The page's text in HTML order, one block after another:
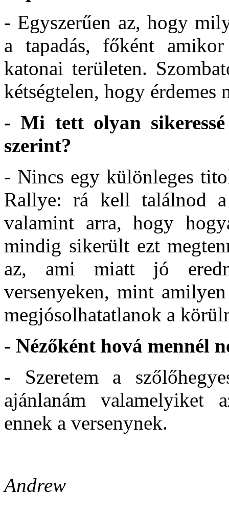
- Egyszerűen az, hogy
a tapadás, főként
katonai területen.
kétségtelen, hogy érdemes
- Mi tett olyan sikeressé
szerint?
- Nincs egy különleges
Rallye: rá kell találnod a
valamint arra, hogy
mindig sikerült ezt
az, ami miatt jó
versenyeken, mint
megjósolhatatlanok a
- Nézőként hová mennél
- Szeretem a
ajánlanám valamelyiket
ennek a versenynek.
Andrew